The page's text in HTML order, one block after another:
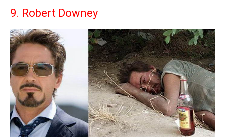
9. Robert Downey